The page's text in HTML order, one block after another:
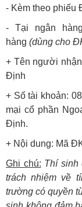
- Kèm theo phiếu
- Tại ngân
hàng (dùng cho
+ Tên người
Định
+ Số tài khoản:
mại cổ phần
Định.
+ Nội dung: Mã
Ghi chú: Thí sinh
trách nhiệm về
trường có quyền